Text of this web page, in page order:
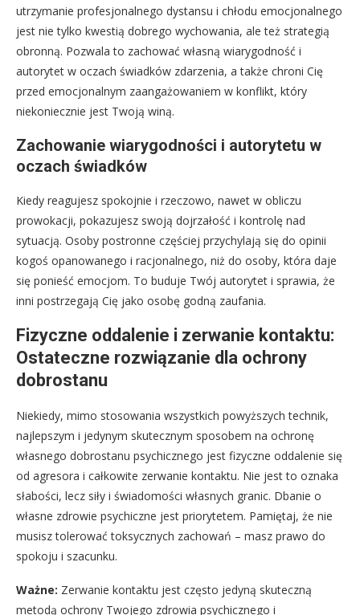
utrzymanie profesjonalnego dystansu i chłodu emocjonalnego
jest nie tylko kwestią dobrego wychowania, ale też strategią
obronną. Pozwala to zachować własną wiarygodność i
autorytet w oczach świadków zdarzenia, a także chroni Cię
przed emocjonalnym zaangażowaniem w konflikt, który
niekoniecznie jest Twoją winą.
Zachowanie wiarygodności i autorytetu w
oczach świadków
Kiedy reagujesz spokojnie i rzeczowo, nawet w obliczu
prowokacji, pokazujesz swoją dojrzałość i kontrolę nad
sytuacją. Osoby postronne częściej przychylają się do opinii
kogoś opanowanego i racjonalnego, niż do osoby, która daje
się ponieść emocjom. To buduje Twój autorytet i sprawia, że
inni postrzegają Cię jako osobę godną zaufania.
Fizyczne oddalenie i zerwanie kontaktu:
Ostateczne rozwiązanie dla ochrony
dobrostanu
Niekiedy, mimo stosowania wszystkich powyższych technik,
najlepszym i jedynym skutecznym sposobem na ochronę
własnego dobrostanu psychicznego jest fizyczne oddalenie się
od agresora i całkowite zerwanie kontaktu. Nie jest to oznaka
słabości, lecz siły i świadomości własnych granic. Dbanie o
własne zdrowie psychiczne jest priorytetem. Pamiętaj, że nie
musisz tolerować toksycznych zachowań – masz prawo do
spokoju i szacunku.
Ważne: Zerwanie kontaktu jest często jedyną skuteczną
metodą ochrony Twojego zdrowia psychicznego i